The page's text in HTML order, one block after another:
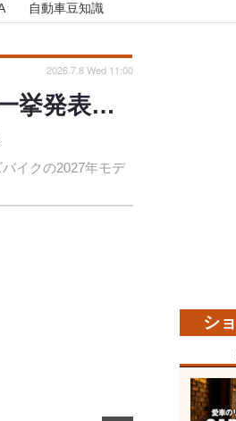
自動車豆知識
挙発表…
イクの2027年モデ
2026.7.8 Wed 11:00